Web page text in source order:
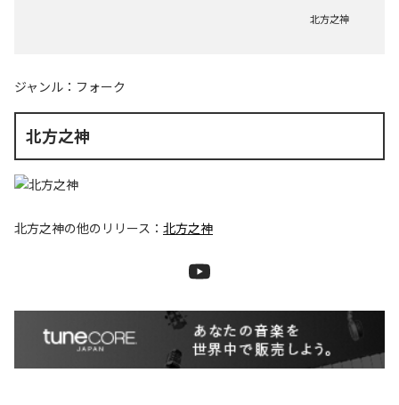
北方之神
ジャンル： フォーク
北方之神
北方之神の他のリリース： 北方之神